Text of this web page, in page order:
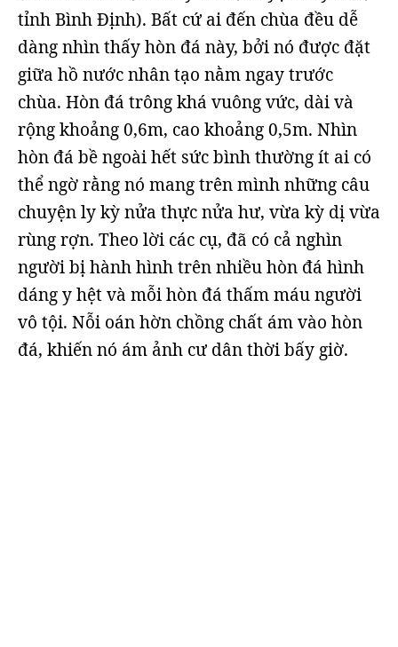
tỉnh Bình Định). Bất cứ ai đến chùa đều dễ
dàng nhìn thấy hòn đá này, bởi nó được đặt
giữa hồ nước nhân tạo nằm ngay trước
chùa. Hòn đá trông khá vuông vức, dài và
rộng khoảng 0,6m, cao khoảng 0,5m. Nhìn
hòn đá bề ngoài hết sức bình thường ít ai có
thể ngờ rằng nó mang trên mình những câu
chuyện ly kỳ nửa thực nửa hư, vừa kỳ dị vừa
rùng rợn. Theo lời các cụ, đã có cả nghìn
người bị hành hình trên nhiều hòn đá hình
dáng y hệt và mỗi hòn đá thấm máu người
vô tội. Nỗi oán hờn chồng chất ám vào hòn
đá, khiến nó ám ảnh cư dân thời bấy giờ.